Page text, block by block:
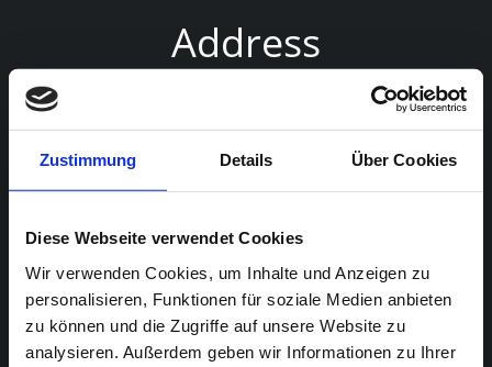
Zustimmung Details Über Cookies
Diese Webseite verwendet Cookies
Wir verwenden Cookies, um Inhalte und Anzeigen zu
personalisieren, Funktionen für soziale Medien anbieten
zu können und die Zugriffe auf unsere Website zu
analysieren. Außerdem geben wir Informationen zu Ihrer
Physical Media
Accessibility &
Subtitling
Address
Nordkurier TV und Studio GmbH &
Buckower Chaussee 134
12277 Berlin